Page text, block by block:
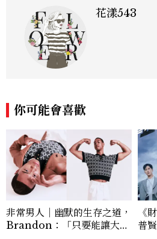
花漾543
你可能會喜歡
非常男人｜幽默的生存之道，
Brandon：「只要能讓大家
《
普